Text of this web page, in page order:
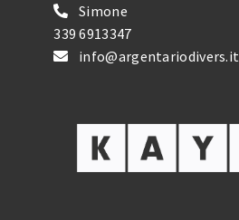
Simone
339 6913347
info@argentariodivers.it